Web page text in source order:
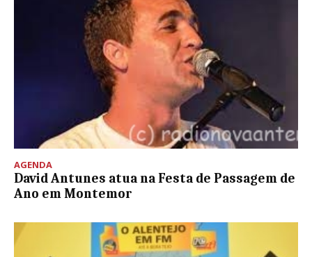
AGENDA
David Antunes atua na Festa de Passagem de
Ano em Montemor